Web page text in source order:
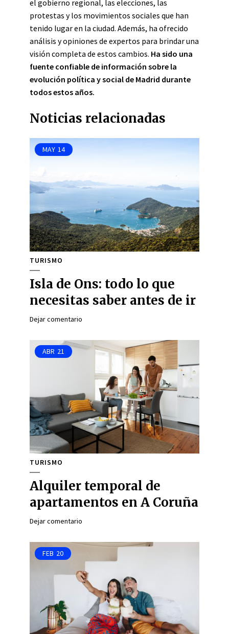
el gobierno regional, las elecciones, las
protestas y los movimientos sociales que han
tenido lugar en la ciudad. Además, ha ofrecido
análisis y opiniones de expertos para brindar una
visión completa de estos cambios. Ha sido una
fuente confiable de información sobre la
evolución política y social de Madrid durante
todos estos años.
Noticias relacionadas
MAY 14
TURISMO
Isla de Ons: todo lo que
necesitas saber antes de ir
Dejar comentario
ABR 21
TURISMO
Alquiler temporal de
apartamentos en A Coruña
Dejar comentario
FEB 20